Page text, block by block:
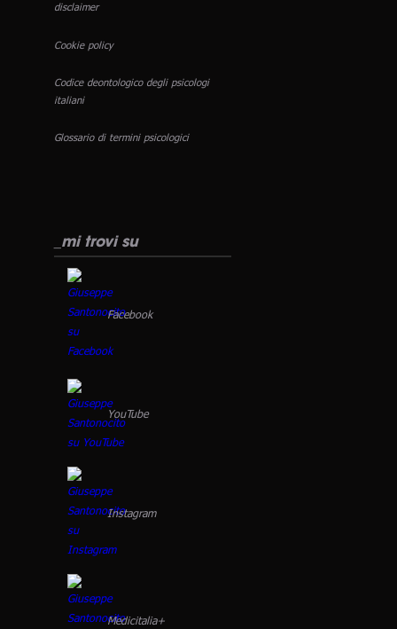
disclaimer
Cookie policy
Codice deontologico degli psicologi
italiani
Glossario di termini psicologici
_mi trovi su
Facebook
YouTube
Instagram
Medicitalia+